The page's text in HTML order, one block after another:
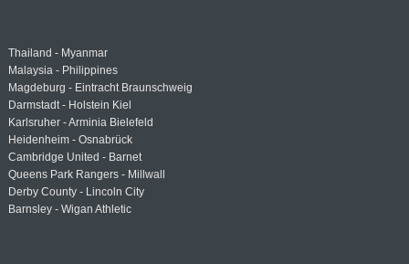
Thailand - Myanmar
Malaysia - Philippines
Magdeburg - Eintracht Braunschweig
Darmstadt - Holstein Kiel
Karlsruher - Arminia Bielefeld
Heidenheim - Osnabrück
Cambridge United - Barnet
Queens Park Rangers - Millwall
Derby County - Lincoln City
Barnsley - Wigan Athletic